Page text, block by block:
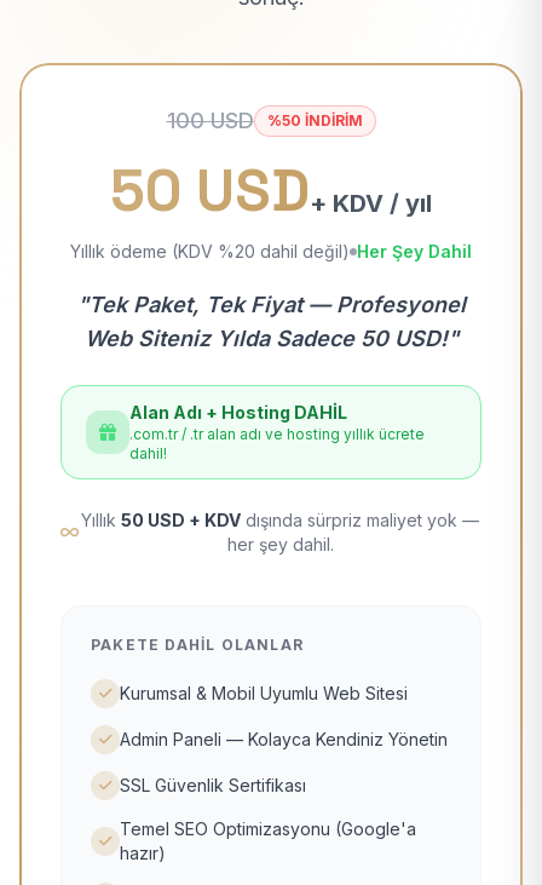
100 USD %50 İNDİRİM
50 USD+ KDV / yıl
Yıllık ödeme (KDV %20 dahil değil) Her Şey Dahil
"Tek Paket, Tek Fiyat — Profesyonel
Web Siteniz Yılda Sadece 50 USD!"
Alan Adı + Hosting DAHİL
.com.tr / .tr alan adı ve hosting yıllık ücrete
dahil!
Yıllık 50 USD + KDV dışında sürpriz maliyet yok —
her şey dahil.
PAKETE DAHIL OLANLAR
Kurumsal & Mobil Uyumlu Web Sitesi
Admin Paneli — Kolayca Kendiniz Yönetin
SSL Güvenlik Sertifikası
Temel SEO Optimizasyonu (Google'a
hazır)